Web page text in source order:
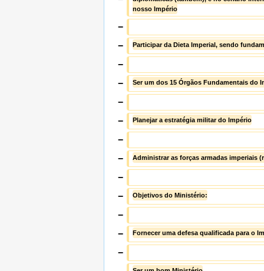
nosso Império
−
−
Participar da Dieta Imperial, sendo
−
−
Ser um dos 15 Órgãos Fundamentais do
−
−
Planejar a estratégia militar do Império
−
−
Administrar as forças armadas imperiais
−
−
Objetivos do Ministério:
−
−
Fornecer uma defesa qualificada para o
−